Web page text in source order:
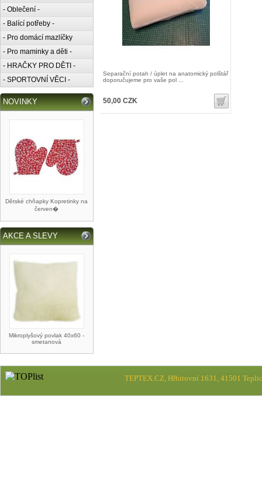
- Oblečení -
- Balící potřeby -
- Pro domácí mazlíčky
- Pro maminky a děti -
- HRAČKY PRO DĚTI -
- SPORTOVNÍ VĚCI -
NOVINKY
Dětské chňapky Kopretinky na
červen�
AKCE A SLEVY
Mikroplyšový povlak 40x60 -
smetanová
Separační potah / úplet na anatomický polštář
doporučujeme pro vaše pol ...
50,00 CZK
TEPTEX.CZ, Hřbitovní 1631, 41501